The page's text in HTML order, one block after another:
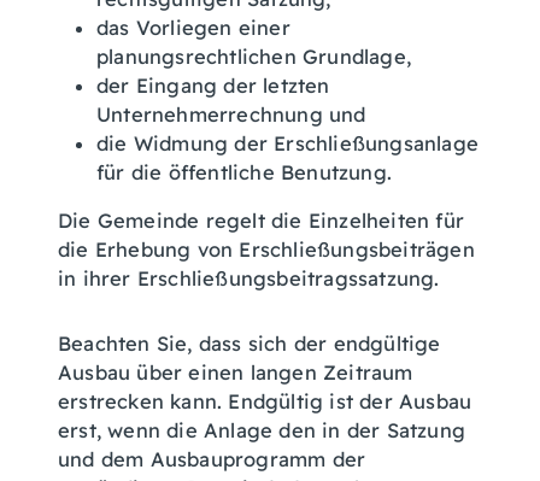
das Vorliegen einer
planungsrechtlichen Grundlage,
der Eingang der letzten
Unternehmerrechnung und
die Widmung der Erschließungsanlage
für die öffentliche Benutzung.
Die Gemeinde regelt die Einzelheiten für
die Erhebung von Erschließungsbeiträgen
in ihrer Erschließungsbeitragssatzung.
Beachten Sie, dass sich der endgültige
Ausbau über einen langen Zeitraum
erstrecken kann. Endgültig ist der Ausbau
erst, wenn die Anlage den in der Satzung
und dem Ausbauprogramm der